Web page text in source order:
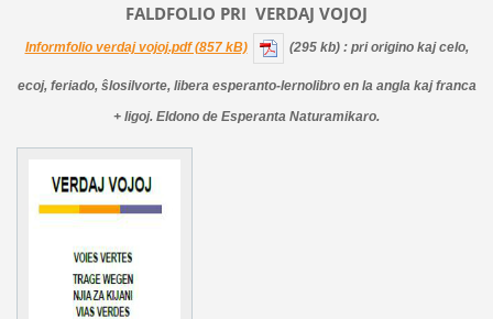
FALDFOLIO PRI VERDAJ VOJOJ
Informfolio verdaj vojoj.pdf (857 kB) (295 kb) : pri origino kaj celo,
ecoj, feriado, ŝlosilvorte, libera esperanto-lernolibro en la angla kaj franca
+ ligoj. Eldono de Esperanta Naturamikaro.